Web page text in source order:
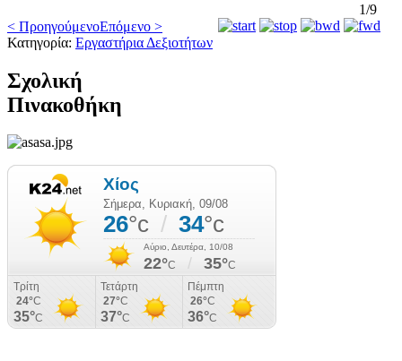
1/9
< ΠροηγούμενοΕπόμενο >
Κατηγορία: Εργαστήρια Δεξιοτήτων
Σχολική
Πινακοθήκη